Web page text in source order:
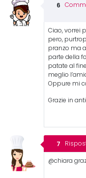
Ciao, vorrei
pero,
pranzo ma
parte della
patate al
meglio
Oppure mi
Grazie in
@chiara